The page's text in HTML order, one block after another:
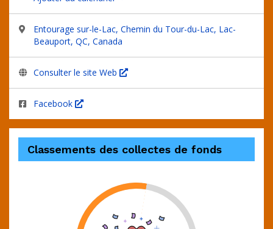
Entourage sur-le-Lac, Chemin du Tour-du-Lac, Lac-
Beauport, QC, Canada
Consulter le site Web
Facebook
Classements des collectes de fonds